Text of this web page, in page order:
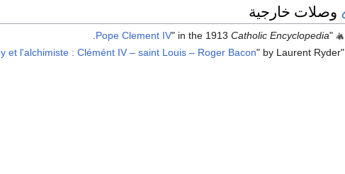
وصلات خارجية
"
Pope Clement IV" in the 1913 Catholic Encyclopedia
.
"
et l'alchimiste : Clémént IV – saint Louis – Roger Bacon" by Laurent Ryder